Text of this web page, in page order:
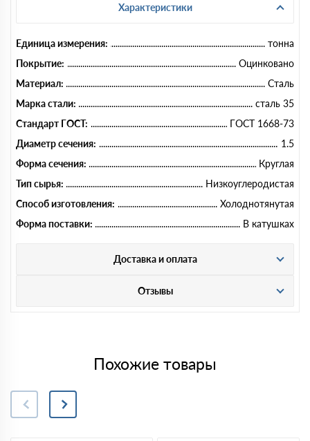
Характеристики
Единица измерения:
тонна
Покрытие:
Оцинковано
Материал:
Сталь
Марка стали:
сталь 35
Стандарт ГОСТ:
ГОСТ 1668-73
Диаметр сечения:
1.5
Форма сечения:
Круглая
Тип сырья:
Низкоуглеродистая
Способ изготовления:
Холоднотянутая
Форма поставки:
В катушках
Доставка и оплата
Отзывы
Похожие товары